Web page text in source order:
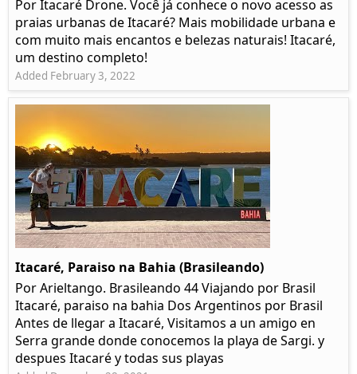
Por Itacaré Drone. Você já conhece o novo acesso as
praias urbanas de Itacaré? Mais mobilidade urbana e
com muito mais encantos e belezas naturais! Itacaré,
um destino completo!
Added February 3, 2022
Itacaré, Paraiso na Bahia (Brasileando)
Por Arieltango. Brasileando 44 Viajando por Brasil
Itacaré, paraiso na bahia Dos Argentinos por Brasil
Antes de llegar a Itacaré, Visitamos a un amigo en
Serra grande donde conocemos la playa de Sargi. y
despues Itacaré y todas sus playas